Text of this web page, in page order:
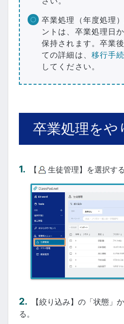
卒業処理（年度処理
ントは、卒業処理日
保持されます。卒業
ての詳細は、 移行手
してください。
卒業処理をや
【 生徒管理】を選択する
【絞り込み】の「状態」
る。